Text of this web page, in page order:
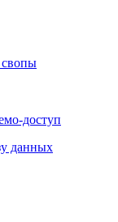
данных
данных